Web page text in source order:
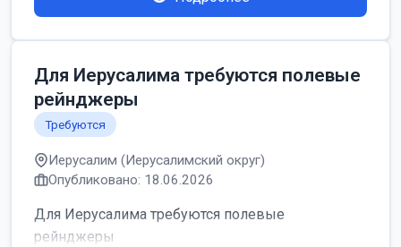
Для Иерусалима требуются полевые
рейнджеры
Требуются
Иерусалим (Иерусалимский округ)
Опубликовано: 18.06.2026
Для Иерусалима требуются полевые
рейнджеры